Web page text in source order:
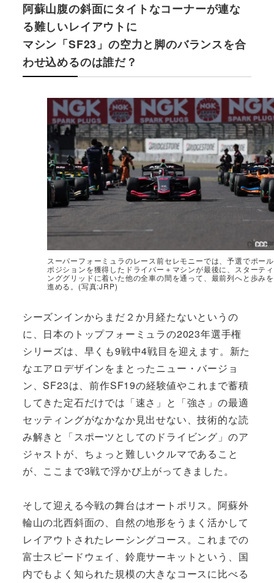
阿蘇山腹の斜面にタイトなコーナーが連な
る難しいレイアウトに
マシン「SF23」の空力と脚のバランスを合
わせ込めるのは誰だ？
スーパーフォーミュラのレース前セレモニーでは、予選でポール
ポジションを獲得したドライバー＋マシンが最後に、スターティ
ンググリッドに着いた他の全車の間を通って、最前列へと歩みを
進める。(写真:JRP)
シーズンインからまだ２か月経たないというの
に、日本のトップフォーミュラの2023年選手権
シリーズは、早くも9戦中4戦目を迎えます。新た
なエアロデザインをまとったニュー・バージョ
ン、SF23は、前作SF19の経験値やこれまで蓄積
してきた定石だけでは「速さ」と「強さ」の最適
セッティングがなかなか見出せない、技術的な読
み解きと「スポーツとしてのドライビング」のア
ジャストが、ちょっと難しいクルマであること
が、ここまで3戦で浮かび上がってきました。
そして迎える今戦の舞台はオートポリス。阿蘇外
輪山の北西斜面の、自然の地形をうまく活かして
レイアウトされたレーシングコース。これまでの
富士スピードウェイ、鈴鹿サーキットという、国
内でもよく知られた規模の大きなコースに比べる